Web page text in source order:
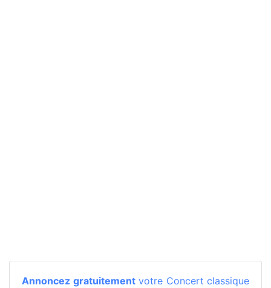
Annoncez gratuitementvotre Concert classique